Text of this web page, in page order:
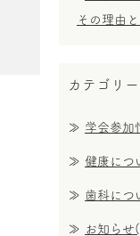
その理由
カテゴリー
学会参加
健康につ
歯科につ
お知らせ